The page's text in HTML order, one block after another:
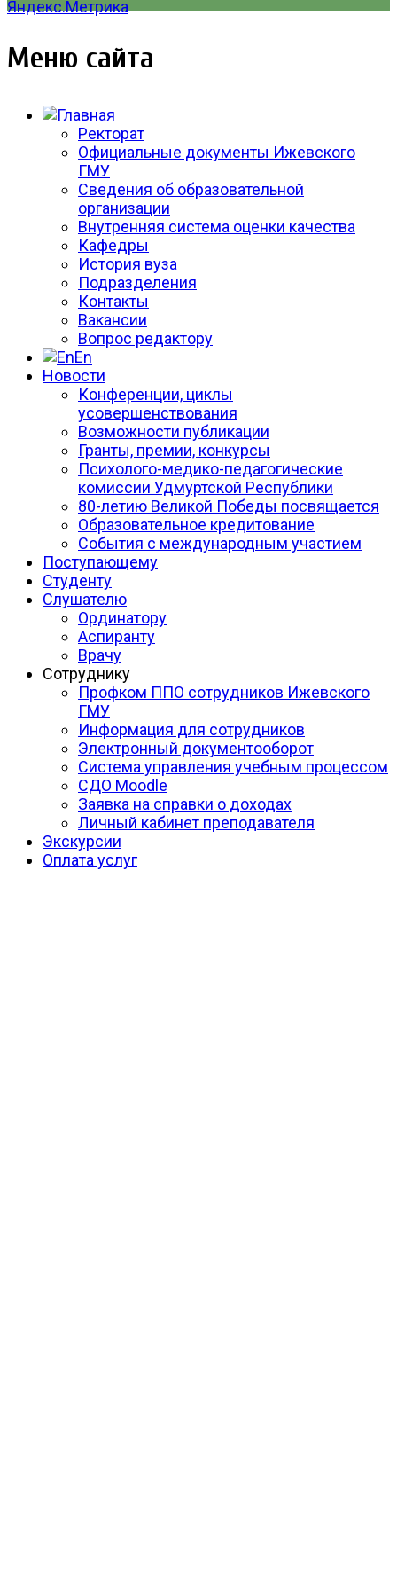
Меню сайта
Ректорат
Официальные документы Ижевского
ГМУ
Сведения об образовательной
организации
Внутренняя система оценки качества
Кафедры
История вуза
Подразделения
Контакты
Вакансии
Вопрос редактору
En
Новости
Конференции, циклы
усовершенствования
Возможности публикации
Гранты, премии, конкурсы
Психолого-медико-педагогические
комиссии Удмуртской Республики
80-летию Великой Победы посвящается
Образовательное кредитование
События с международным участием
Поступающему
Студенту
Слушателю
Ординатору
Аспиранту
Врачу
Сотруднику
Профком ППО сотрудников Ижевского
ГМУ
Информация для сотрудников
Электронный документооборот
Система управления учебным процессом
СДО Moodle
Заявка на справки о доходах
Личный кабинет преподавателя
Экскурсии
Оплата услуг